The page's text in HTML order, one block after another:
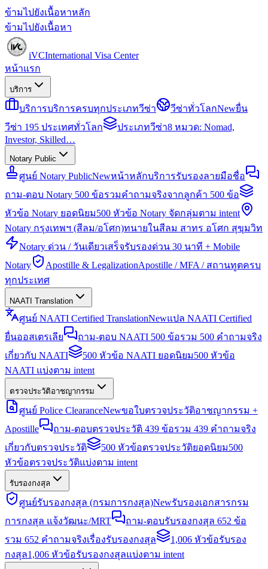
ข้ามไปยังเนื้อหาหลัก
ข้ามไปยังเนื้อหา
iVCInternational Visa Center
หน้าแรก
บริการ
บริการบริการครบทุกประเภทวีซ่า วีซ่าทั่วโลกNewยื่น
วีซ่า 195 ประเทศทั่วโลก
ประเภทวีซ่า8 หมวด: Nomad,
Investor, Skilled…
Notary Public
ศูนย์ Notary PublicNewหน้าหลักบริการรับรองลายมือชื่อ
ถาม-ตอบ Notary 500 ข้อรวมคำถามจริงจากลูกค้า 500 ข้อ
หัวข้อ Notary ยอดนิยม500 หัวข้อ Notary จัดกลุ่มตาม intent
Notary กรุงเทพฯ (สีลม/อโศก)ทนายในสีลม สาทร อโศก สุขุมวิท
Notary ด่วน / วันเดียวเสร็จรับรองด่วน 30 นาที + Mobile
Notary
Apostille & LegalizationApostille / MFA / สถานทูตครบ
ทุกประเทศ
NAATI Translation
ศูนย์ NAATI Certified TranslationNewแปล NAATI Certified
ยื่นออสเตรเลีย
ถาม-ตอบ NAATI 500 ข้อรวม 500 คำถามจริง
เกี่ยวกับ NAATI
500 หัวข้อ NAATI ยอดนิยม500 หัวข้อ
NAATI แบ่งตาม intent
ตรวจประวัติอาชญากรรม
ศูนย์ Police ClearanceNewขอใบตรวจประวัติอาชญากรรม +
Apostille
ถาม-ตอบตรวจประวัติ 439 ข้อรวม 439 คำถามจริง
เกี่ยวกับตรวจประวัติ
500 หัวข้อตรวจประวัติยอดนิยม500
หัวข้อตรวจประวัติแบ่งตาม intent
รับรองกงสุล
ศูนย์รับรองกงสุล (กรมการกงสุล)Newรับรองเอกสารกรม
การกงสุล แจ้งวัฒนะ/MRT
ถาม-ตอบรับรองกงสุล 652 ข้อ
รวม 652 คำถามจริงเรื่องรับรองกงสุล
1,006 หัวข้อรับรอง
กงสุล1,006 หัวข้อรับรองกงสุลแบ่งตาม intent